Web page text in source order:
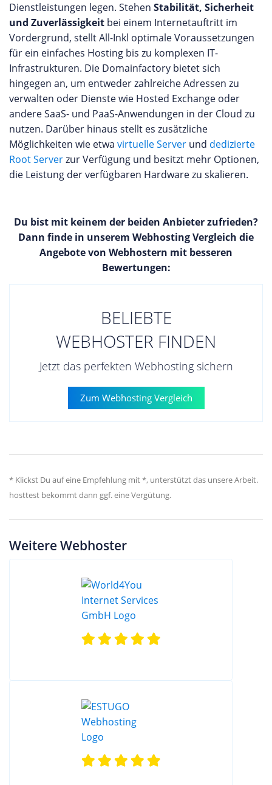
Dienstleistungen legen. Stehen Stabilität, Sicherheit
und Zuverlässigkeit bei einem Internetauftritt im
Vordergrund, stellt All-Inkl optimale Voraussetzungen
für ein einfaches Hosting bis zu komplexen IT-
Infrastrukturen. Die Domainfactory bietet sich
hingegen an, um entweder zahlreiche Adressen zu
verwalten oder Dienste wie Hosted Exchange oder
andere SaaS- und PaaS-Anwendungen in der Cloud zu
nutzen. Darüber hinaus stellt es zusätzliche
Möglichkeiten wie etwa virtuelle Server und dedizierte
Root Serverzur Verfügung und besitzt mehr Optionen,
die Leistung der verfügbaren Hardware zu skalieren.
Du bist mit keinem der beiden Anbieter zufrieden?
Dann finde in unserem Webhosting Vergleich die
Angebote von Webhostern mit besseren
Bewertungen:
BELIEBTE
WEBHOSTER FINDEN
Jetzt das perfekten Webhosting sichern
Zum Webhosting Vergleich
* Klickst Du auf eine Empfehlung mit *, unterstützt das unsere Arbeit.
hosttest bekommt dann ggf. eine Vergütung.
Weitere Webhoster